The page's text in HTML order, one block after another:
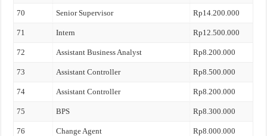
70 Senior Supervisor Rp14.200.000
71 Intern Rp12.500.000
72 Assistant Business Analyst Rp8.200.000
73 Assistant Controller Rp8.500.000
74 Assistant Controller Rp8.200.000
75 BPS Rp8.300.000
76 Change Agent Rp8.000.000